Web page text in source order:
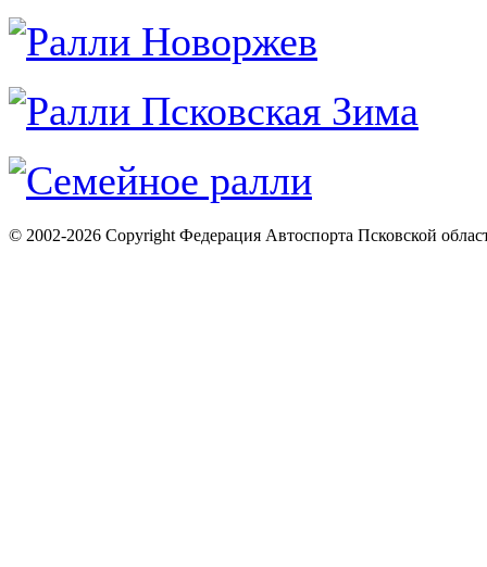
© 2002-2026 Copyright Федерация Автоспорта Псковской